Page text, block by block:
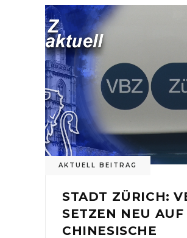
AKTUELL BEITRAG
STADT ZÜRICH:
SETZEN NEU AUF
CHINESISCHE